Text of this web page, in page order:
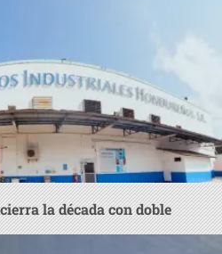
la década con doble